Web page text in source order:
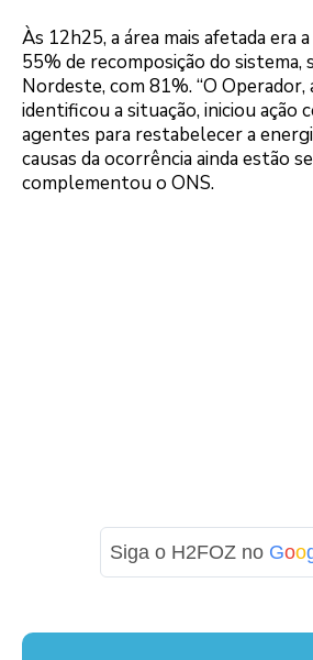
Às 12h25, a área mais afetada era
55% de recomposição do sistema,
Nordeste, com 81%. “O Operador,
identificou a situação, iniciou ação
agentes para restabelecer a
causas da ocorrência ainda estão
complementou o ONS.
Siga o H2FOZ no Goo